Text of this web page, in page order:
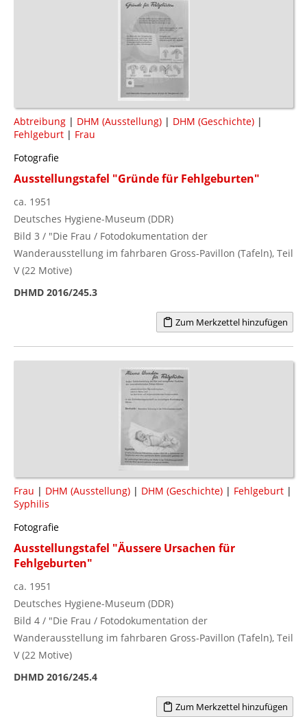
Abtreibung | DHM (Ausstellung) | DHM (Geschichte) |
Fehlgeburt | Frau
Fotografie
Ausstellungstafel "Gründe für Fehlgeburten"
ca. 1951
Deutsches Hygiene-Museum (DDR)
Bild 3 / "Die Frau / Fotodokumentation der
Wanderausstellung im fahrbaren Gross-Pavillon (Tafeln), Teil
V (22 Motive)
DHMD 2016/245.3
Zum Merkzettel hinzufügen
Frau | DHM (Ausstellung) | DHM (Geschichte) | Fehlgeburt |
Syphilis
Fotografie
Ausstellungstafel "Äussere Ursachen für
Fehlgeburten"
ca. 1951
Deutsches Hygiene-Museum (DDR)
Bild 4 / "Die Frau / Fotodokumentation der
Wanderausstellung im fahrbaren Gross-Pavillon (Tafeln), Teil
V (22 Motive)
DHMD 2016/245.4
Zum Merkzettel hinzufügen